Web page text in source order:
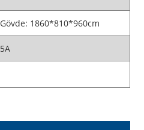
Gövde: 1860*810*960cm
5A